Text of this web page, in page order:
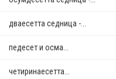
дваесетта седница -...
педесет и осма...
четиринаесетта...